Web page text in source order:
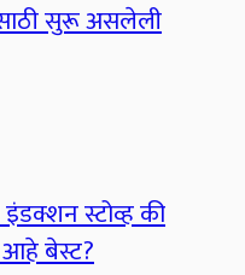
सुरू असलेली
स्टोव्ह की
आहे बेस्ट?